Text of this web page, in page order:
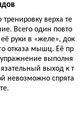
верха те
Всего один повто
руки в «желе», док
отказа мышц. Её пр
упражнение выполня
выход к т
невозможно спрята